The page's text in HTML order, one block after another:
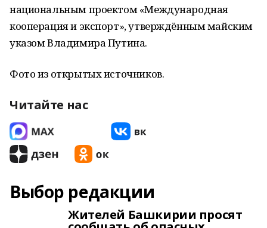
национальным проектом «Международная
кооперация и экспорт», утверждённым майским
указом Владимира Путина.
Фото из открытых источников.
Читайте нас
Выбор редакции
Жителей Башкирии просят